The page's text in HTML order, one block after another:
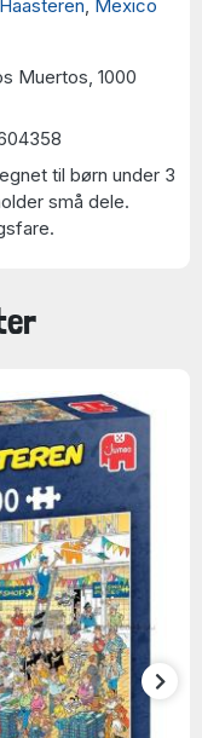
Mexico
Muertos, 1000
til børn under 3
små dele.